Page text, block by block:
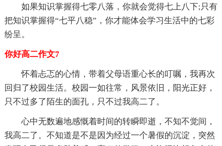
如果知识掌握得七零八落，你就会觉得七上八下;只有
把知识掌握得“七平八稳”，你才能体会学习生活中的七彩
纷呈。
你好高二作文7
怀着忐忑的心情，带着父母语重心长的叮嘱，我再次
回归了校园生活。校园一如往常，风景依旧，阳光正好，
只不过多了陌生的面孔，只不过我高二了。
心中无数遍地感慨着时间的转瞬即逝，不知不觉间，
我高二了。不知道是不是因为经过一个暑假的沉淀，突然